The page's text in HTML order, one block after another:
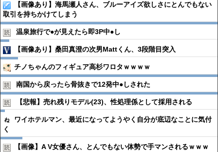
【画像あり】海馬瀬人さん、ブルーアイズ欲しさにとんでもない
取引を持ちかけてしまう
温泉旅行で●︎が見えたら即3P中●︎し
【画像あり】桑田真澄の次男Mattくん、3段階目突入
チノちゃんのフィギュア高杉ワロタｗｗｗｗ
南国から戻ったら骨抜きで12発中●︎しされた
【悲報】売れ残りモデル(23)、性処理係として採用される
ワイホテルマン、最近になってようやく自分が底辺なことに気付
く
【画像】A V女優さん、とんでもない体勢で手マンされるｗｗｗ